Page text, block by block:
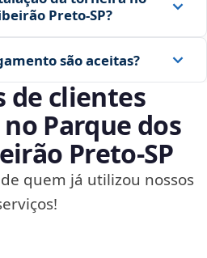
Preto‑SP?
são aceitas?
de clientes
Parque dos
Preto‑SP
quem já utilizou nossos